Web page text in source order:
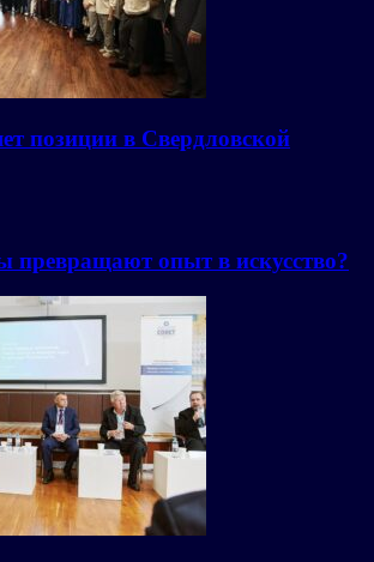
позиции в Свердловской
превращают опыт в искусство?